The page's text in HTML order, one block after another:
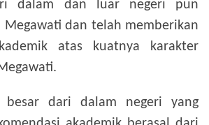
dalam dan luar negeri pun
Megawati dan telah memberikan
atas kuatnya karakter
besar dari dalam negeri yang